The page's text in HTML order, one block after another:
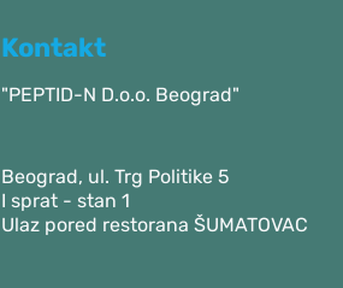
Kontakt
"PEPTID-N D.o.o. Beograd"
Beograd, ul. Trg Politike 5
I sprat - stan 1
Ulaz pored restorana ŠUMATOVAC